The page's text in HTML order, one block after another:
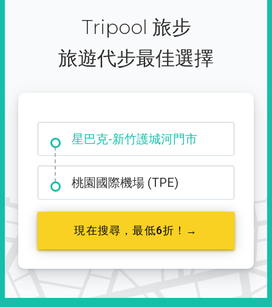
Tripool 旅步
旅遊代步最佳選擇
星巴克-新竹護城河門市
大霸尖山登山口
桃園國際機場 (TPE)
現在搜尋，最低6折！→